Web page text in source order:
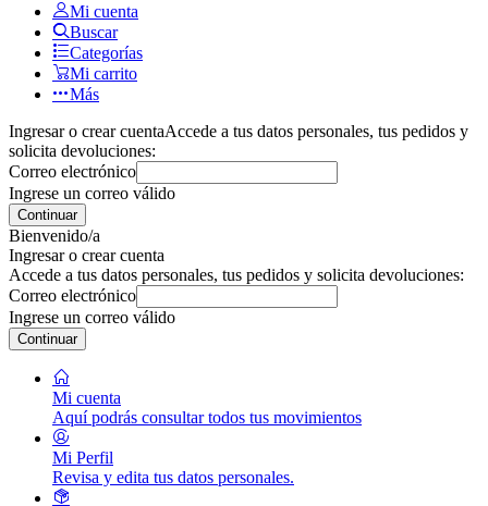
Mi cuenta
Buscar
Categorías
Mi carrito
Más
Ingresar o crear cuentaAccede a tus datos personales, tus pedidos y
solicita devoluciones:
Correo electrónico
Ingrese un correo válido
Continuar
Bienvenido/a
Ingresar o crear cuenta
Accede a tus datos personales, tus pedidos y solicita devoluciones:
Correo electrónico
Ingrese un correo válido
Continuar
Mi cuenta
Aquí podrás consultar todos tus movimientos
Mi Perfil
Revisa y edita tus datos personales.